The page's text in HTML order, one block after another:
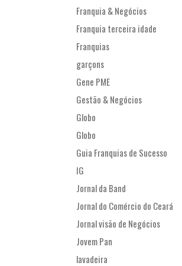
Franquia & Negócios
Franquia terceira idade
Franquias
garçons
Gene PME
Gestão & Negócios
Globo
Globo
Guia Franquias de Sucesso
IG
Jornal da Band
Jornal do Comércio do Ceará
Jornal visão de Negócios
Jovem Pan
lavadeira